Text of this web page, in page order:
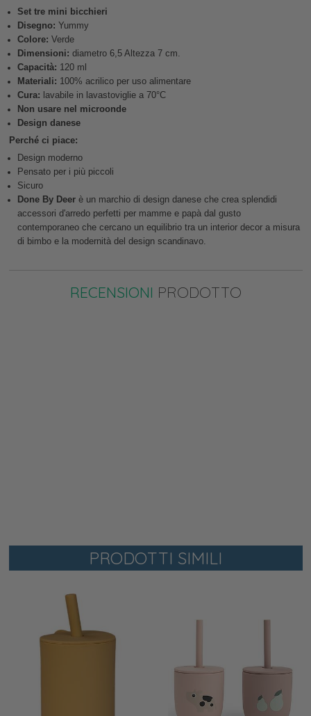
Set tre mini bicchieri
Disegno: Yummy
Colore: Verde
Dimensioni: diametro 6,5 Altezza 7 cm.
Capacità: 120 ml
Materiali: 100% acrilico per uso alimentare
Cura: lavabile in lavastoviglie a 70°C
Non usare nel microonde
Design danese
Perché ci piace:
Design moderno
Pensato per i più piccoli
Sicuro
Done By Deerè un marchio di design danese che crea splendidi
accessori d'arredo perfetti per mamme e papà dal gusto
contemporaneo che cercano un equilibrio tra un interior decor a misura
di bimbo e la modernità del design scandinavo.
RECENSIONI PRODOTTO
PRODOTTI SIMILI